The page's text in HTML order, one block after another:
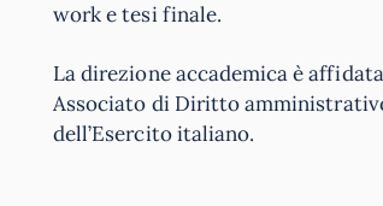
work e tesi finale.
La direzione accademica è
Associato di Diritto
dell’Esercito italiano.